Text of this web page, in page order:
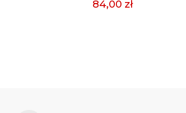
84,00 zł